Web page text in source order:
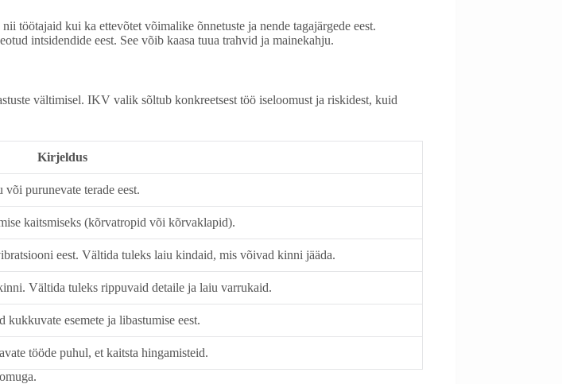
töötajaid kui ka ettevõtet võimalike õnnetuste ja nende tagajärgede eest.
intsidendide eest. See võib kaasa tuua trahvid ja mainekahju.
vältimisel. IKV valik sõltub konkreetsest töö iseloomust ja riskidest, kuid
Kirjeldus
purunevate terade eest.
kaitsmiseks (kõrvatropid või kõrvaklapid).
eest. Vältida tuleks laiu kindaid, mis võivad kinni jääda.
Vältida tuleks rippuvaid detaile ja laiu varrukaid.
esemete ja libastumise eest.
tööde puhul, et kaitsta hingamisteid.